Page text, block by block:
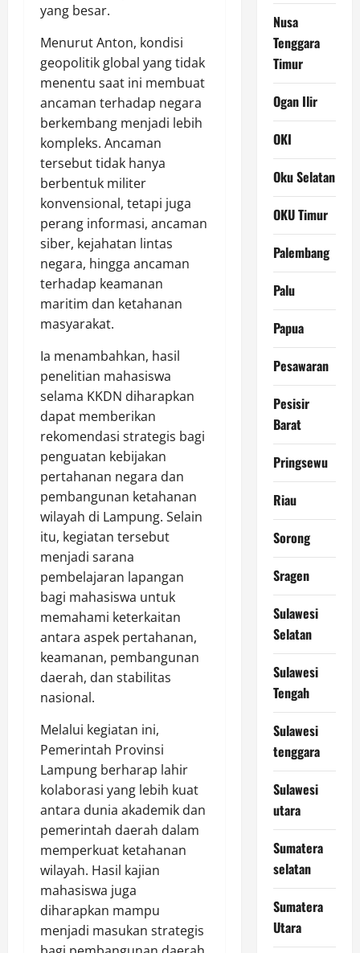
yang besar.
Menurut Anton, kondisi
geopolitik global yang tidak
menentu saat ini membuat
ancaman terhadap negara
berkembang menjadi lebih
kompleks. Ancaman
tersebut tidak hanya
berbentuk militer
konvensional, tetapi juga
perang informasi, ancaman
siber, kejahatan lintas
negara, hingga ancaman
terhadap keamanan
maritim dan ketahanan
masyarakat.
Ia menambahkan, hasil
penelitian mahasiswa
selama KKDN diharapkan
dapat memberikan
rekomendasi strategis bagi
penguatan kebijakan
pertahanan negara dan
pembangunan ketahanan
wilayah di Lampung. Selain
itu, kegiatan tersebut
menjadi sarana
pembelajaran lapangan
bagi mahasiswa untuk
memahami keterkaitan
antara aspek pertahanan,
keamanan, pembangunan
daerah, dan stabilitas
nasional.
Melalui kegiatan ini,
Pemerintah Provinsi
Lampung berharap lahir
kolaborasi yang lebih kuat
antara dunia akademik dan
pemerintah daerah dalam
memperkuat ketahanan
wilayah. Hasil kajian
mahasiswa juga
diharapkan mampu
menjadi masukan strategis
Nusa
Tenggara
Timur
Ogan Ilir
OKI
Oku Selatan
OKU Timur
Palembang
Palu
Papua
Pesawaran
Pesisir
Barat
Pringsewu
Riau
Sorong
Sragen
Sulawesi
Selatan
Sulawesi
Tengah
Sulawesi
tenggara
Sulawesi
utara
Sumatera
selatan
Sumatera
Utara